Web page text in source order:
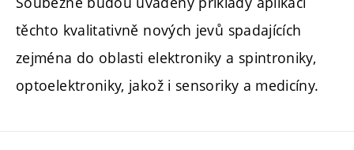
těchto kvalitativně nových jevů spadajících
zejména do oblasti elektroniky a spintroniky,
optoelektroniky, jakož i sensoriky a medicíny.